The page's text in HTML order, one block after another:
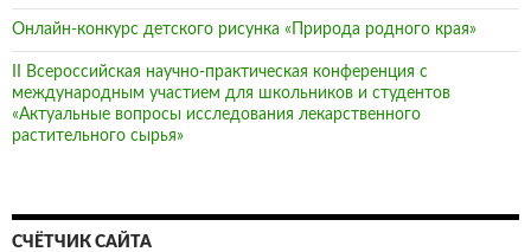
Онлайн-конкурс детского рисунка «Природа родного края»
II Всероссийская научно-практическая конференция с
международным участием для школьников и студентов
«Актуальные вопросы исследования лекарственного
растительного сырья»
СЧЁТЧИК САЙТА